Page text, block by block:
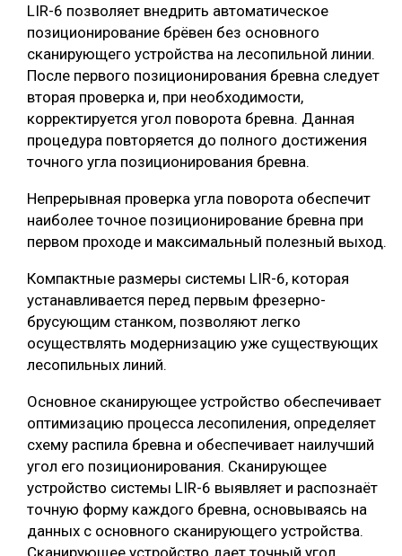
LIR-6 позволяет внедрить автоматическое
позиционирование брёвен без основного
сканирующего устройства на лесопильной линии.
После первого позиционирования бревна следует
вторая проверка и, при необходимости,
корректируется угол поворота бревна. Данная
процедура повторяется до полного достижения
точного угла позиционирования бревна.
Непрерывная проверка угла поворота обеспечит
наиболее точное позиционирование бревна при
первом проходе и максимальный полезный выход.
Компактные размеры системы LIR-6, которая
устанавливается перед первым фрезерно-
брусующим станком, позволяют легко
осуществлять модернизацию уже существующих
лесопильных линий.
Основное сканирующее устройство обеспечивает
оптимизацию процесса лесопиления, определяет
схему распила бревна и обеспечивает наилучший
угол его позиционирования. Сканирующее
устройство системы LIR-6 выявляет и распознаёт
точную форму каждого бревна, основываясь на
данных с основного сканирующего устройства.